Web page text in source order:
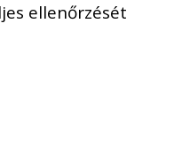
ellenőrzését